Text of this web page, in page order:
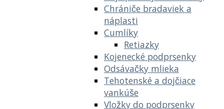
Chrániče bradaviek a
náplasti
Cumlíky
Retiazky
Kojenecké podprsenky
Odsávačky mlieka
Tehotenské a dojčiace
vankúše
Vložky do podprsenky